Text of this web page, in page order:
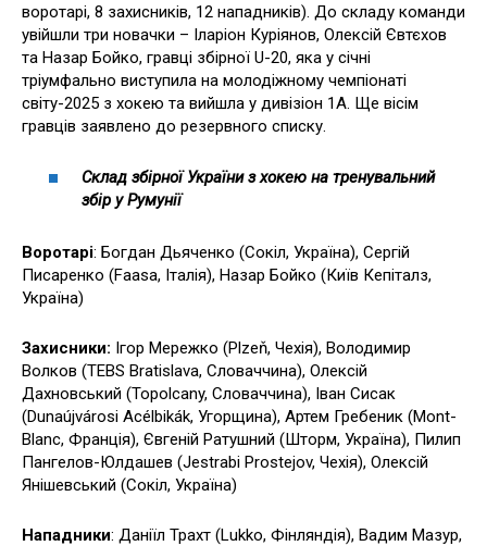
воротарі, 8 захисників, 12 нападників). До складу команди
увійшли три новачки – Іларіон Куріянов, Олексій Євтєхов
та Назар Бойко, гравці збірної U-20, яка у січні
тріумфально виступила на молодіжному чемпіонаті
світу-2025 з хокею та вийшла у дивізіон 1А. Ще вісім
гравців заявлено до резервного списку.
Склад збірної України з хокею на тренувальний
збір у Румунії
Воротарі: Богдан Дьяченко (Сокіл, Україна), Сергій
Писаренко (Faasa, Італія), Назар Бойко (Київ Кепіталз,
Україна)
Захисники: Ігор Мережко (Plzeň, Чехія), Володимир
Волков (TEBS Bratislava, Словаччина), Олексій
Дахновський (Topolcany, Словаччина), Іван Сисак
(Dunaújvárosi Acélbikák, Угорщина), Артем Гребеник (Mont-
Blanc, Франція), Євгеній Ратушний (Шторм, Україна), Пилип
Пангелов-Юлдашев (Jestrabi Prostejov, Чехія), Олексій
Янішевський (Сокіл, Україна)
Нападники: Даніїл Трахт (Lukko, Фінляндія), Вадим Мазур,